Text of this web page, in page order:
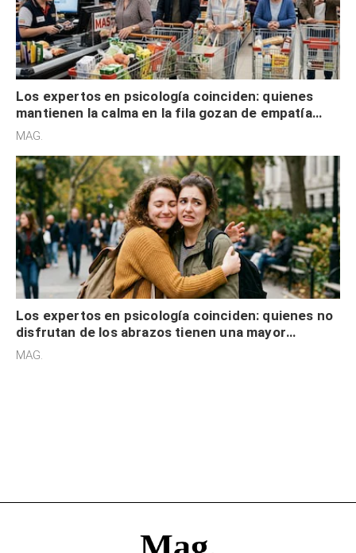
Los expertos en psicología coinciden: quienes
mantienen la calma en la fila gozan de empatía
cognitiva, gratitud y no solo tienen autocontrol
MAG.
Los expertos en psicología coinciden: quienes no
disfrutan de los abrazos tienen una mayor
sensibilidad a los estímulos físicos y no es por
MAG.